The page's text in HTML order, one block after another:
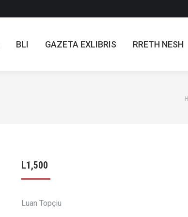
BLI GAZETA EXLIBRIS RRETH NESH
L1,500
Luan Topçiu
BLI GAZETA EXLIBRIS RRETH NESH